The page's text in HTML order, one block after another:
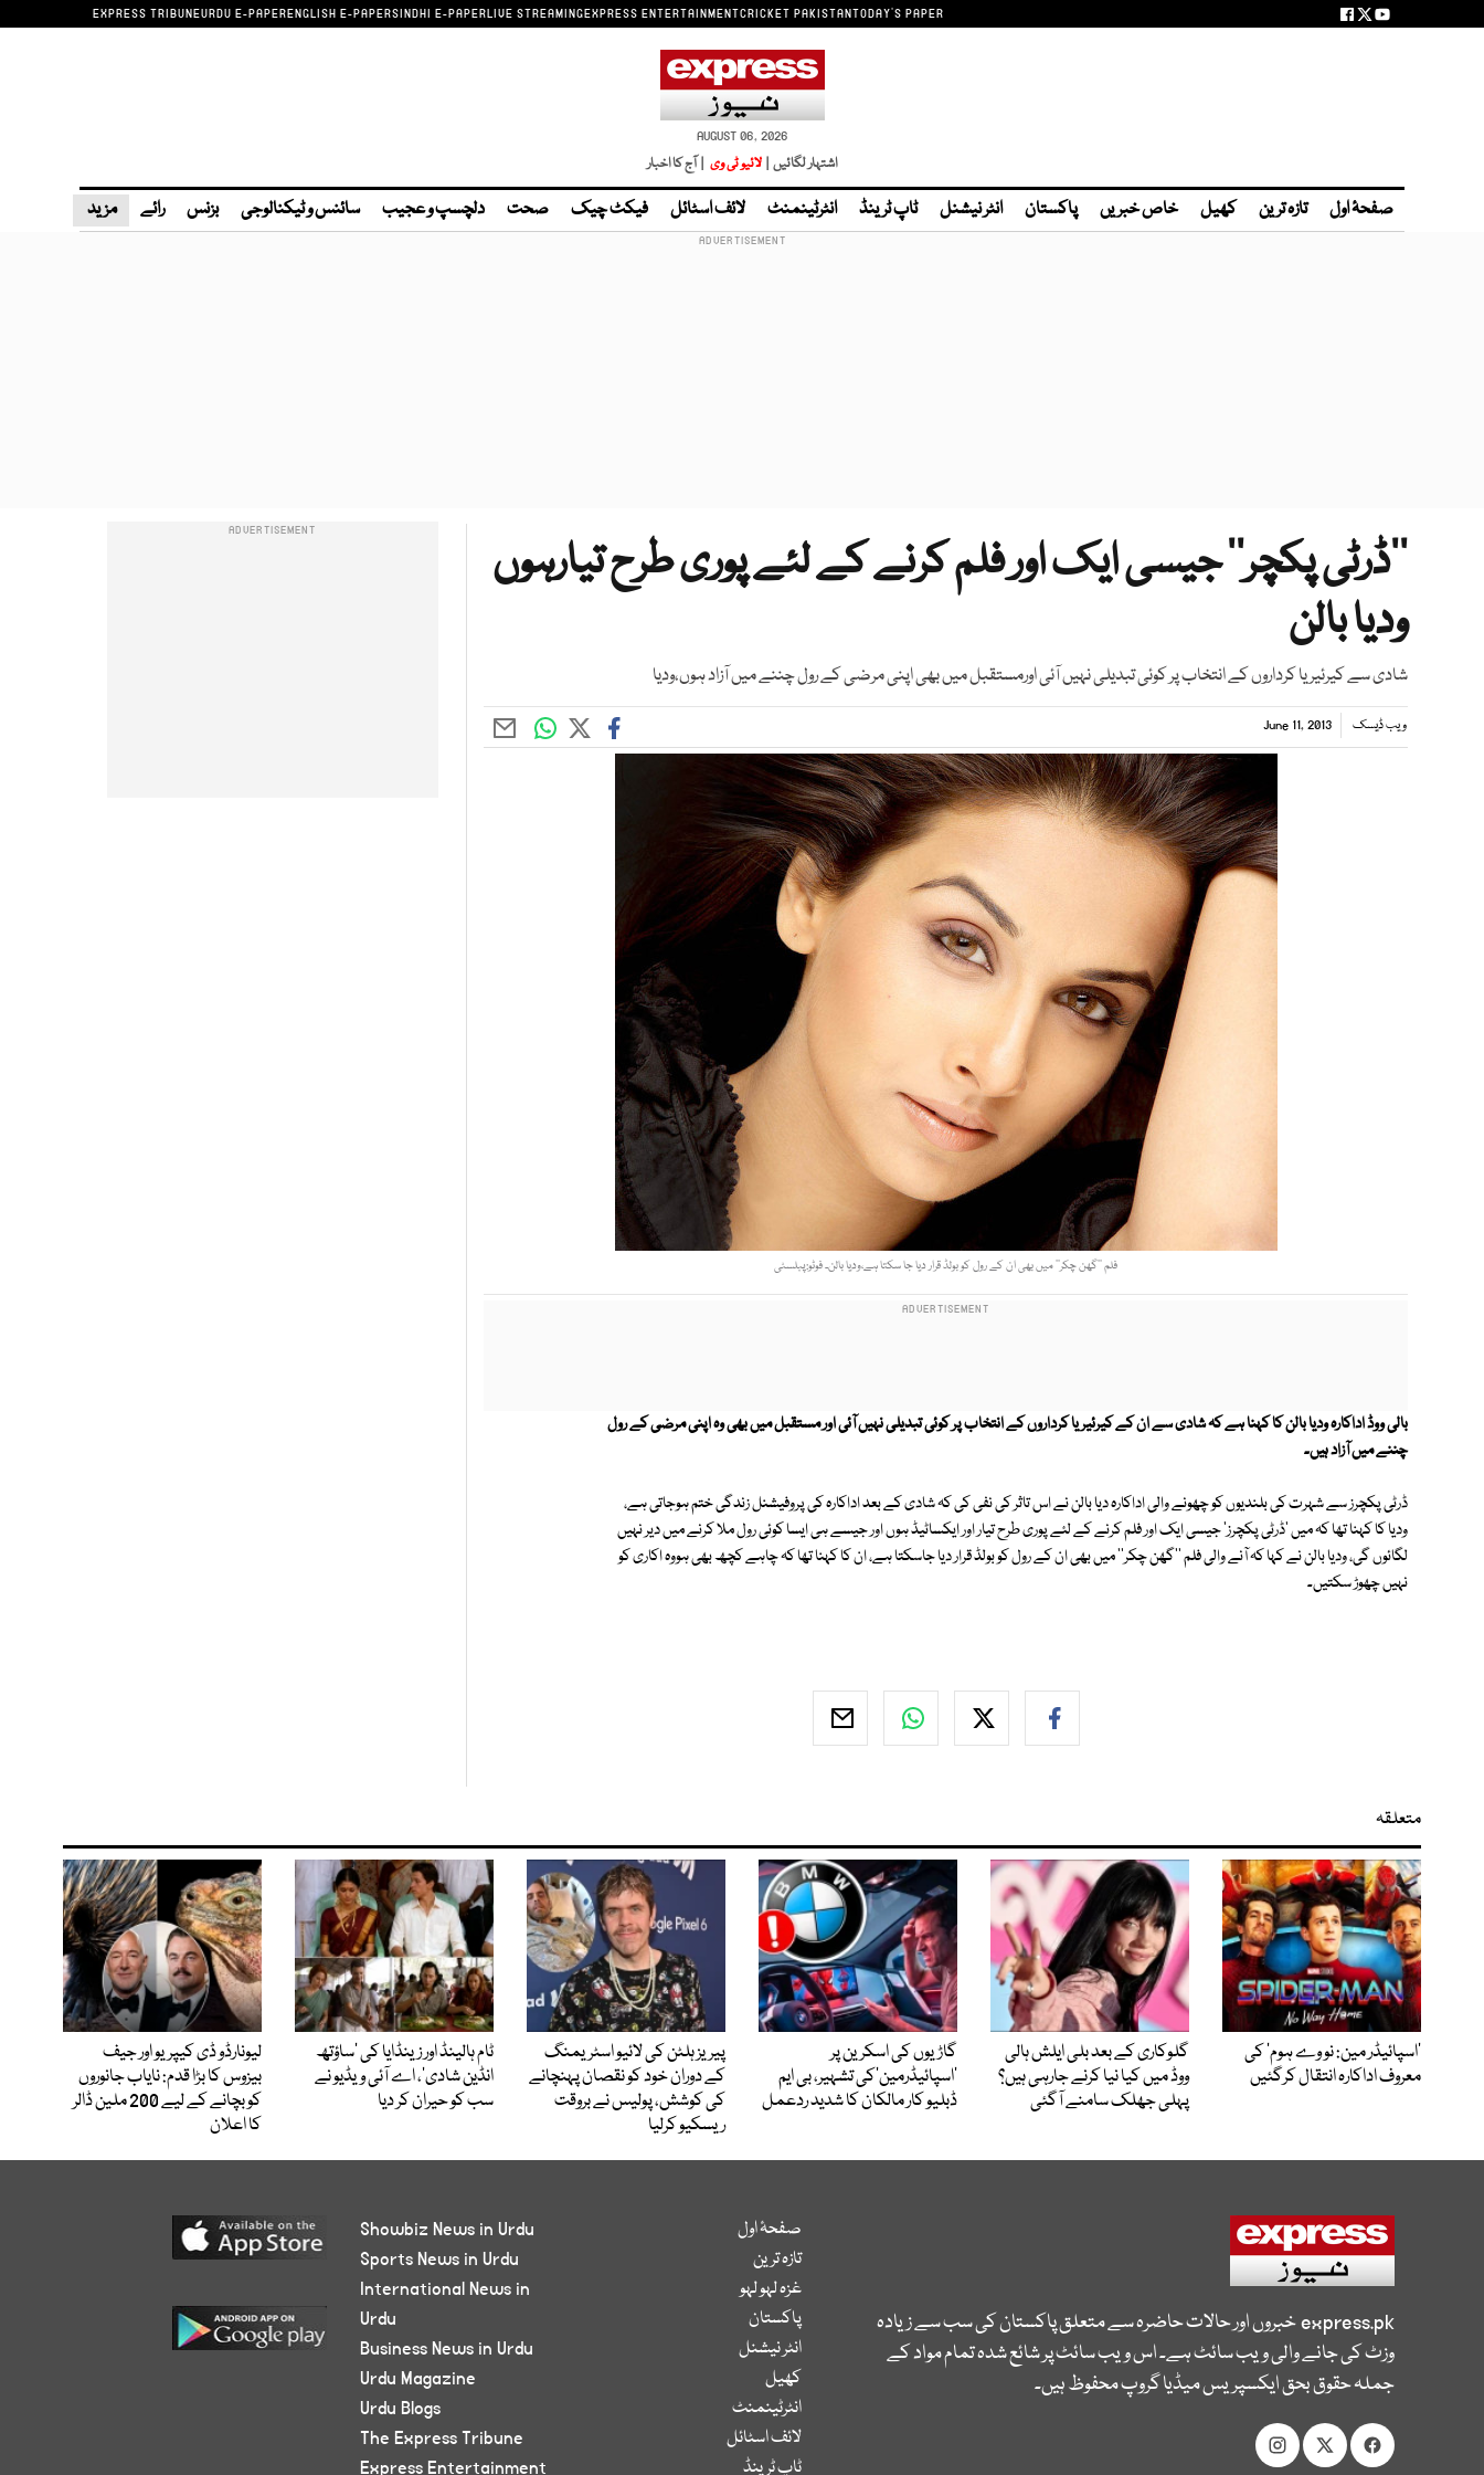
EXPRESS TRIBUNEURDU E-PAPERENGLISH E-PAPERSINDHI E-PAPERLIVE STREAMINGEXPRESS ENTERTAINMENTCRICKET PAKISTANTODAY'S PAPER
AUGUST 06, 2026
اشتہار لگائیں | لائیو ٹی وی | آج کا اخبار
صفحۂ اول تازہ ترین کھیل خاص خبریں پاکستان انٹر نیشنل ٹاپ ٹرینڈ انٹرٹینمنٹ لائف اسٹائل فیکٹ چیک صحت دلچسپ و عجیب سائنس و ٹیکنالوجی بزنس رائے مزید
’’ڈرٹی پکچر‘‘ جیسی ایک اور فلم کرنے کے لئے پوری طرح تیارہوں
ودیا بالن
شادی سے کیرئیر یا کرداروں کے انتخاب پر کوئی تبدیلی نہیں آئی اورمستقبل میں بھی اپنی مرضی کے رول چننے میں آزاد ہوں،ودیا
ویب ڈیسک June 11, 2013
فلم ’’گھن چکر‘‘ میں بھی ان کے رول کو بولڈ قرار دیا جا سکتا ہے،ودیا بالن۔ فوٹو:پبلسٹی
بالی ووڈ اداکارہ ودیا بالن کا کہنا ہے کہ شادی سے ان کے کیرئیر یا کرداروں کے انتخاب پر کوئی تبدیلی نہیں آئی اور مستقبل میں بھی وہ اپنی مرضی کے رول
چننے میں آزاد ہیں۔
ڈرٹی پکچرز سے شہرت کی بلندیوں کو چھونے والی اداکارہ دیا بالن نے اس تاثر کی نفی کی کہ شادی کے بعد اداکارہ کی پروفیشنل زندگی ختم ہوجاتی ہے،
ودیا کا کہنا تھا کہ میں 'ڈرٹی پکچرز' جیسی ایک اور فلم کرنے کے لئے پوری طرح تیار اور ایکساٹیڈ ہوں اور جیسے ہی ایسا کوئی رول ملا کرنے میں دیر نہیں
لگائوں گی، ودیا بالن نے کہا کہ آنے والی فلم ''گھن چکر'' میں بھی ان کے رول کو بولڈ قرار دیا جاسکتا ہے، ان کا کہنا تھا کہ چاہے کچھ بھی ہووہ اکاری کو
نہیں چھوڑ سکتیں۔
متعلقہ
’اسپائیڈر مین: نو وے ہوم‘ کی
معروف اداکارہ انتقال کرگئیں
گلوکاری کے بعد بلی ایلش ہالی
ووڈ میں کیا نیا کرنے جارہی ہیں؟
پہلی جھلک سامنے آگئی
گاڑیوں کی اسکرین پر
’اسپائیڈرمین‘کی تشہیر، بی ایم
ڈبلیو کار مالکان کا شدید ردعمل
پیریز ہلٹن کی لائیو اسٹریمنگ
کے دوران خود کو نقصان پہنچانے
کی کوشش، پولیس نے بروقت
ریسکیو کرلیا
ٹام ہالینڈ اور زینڈایا کی ’ساؤتھ
انڈین شادی‘، اے آئی ویڈیو نے
سب کو حیران کر دیا
لیونارڈو ڈی کیپریو اور جیف
بیزوس کا بڑا قدم: نایاب جانوروں
کو بچانے کے لیے 200 ملین ڈالر
کا اعلان
express.pkخبروں اور حالات حاضرہ سے متعلق پاکستان کی سب سے زیادہ
وزٹ کی جانے والی ویب سائٹ ہے۔ اس ویب سائٹ پر شائع شدہ تمام مواد کے
جملہ حقوق بحق ایکسپریس میڈیا گروپ محفوظ ہیں۔
صفحۂ اول
تازہ ترین
غزہ لہو لہو
پاکستان
انٹر نیشنل
کھیل
انٹرٹینمنٹ
لائف اسٹائل
ٹاپ ٹرینڈ
Showbiz News in Urdu
Sports News in Urdu
International News in
Urdu
Business News in Urdu
Urdu Magazine
Urdu Blogs
The Express Tribune
Express Entertainment